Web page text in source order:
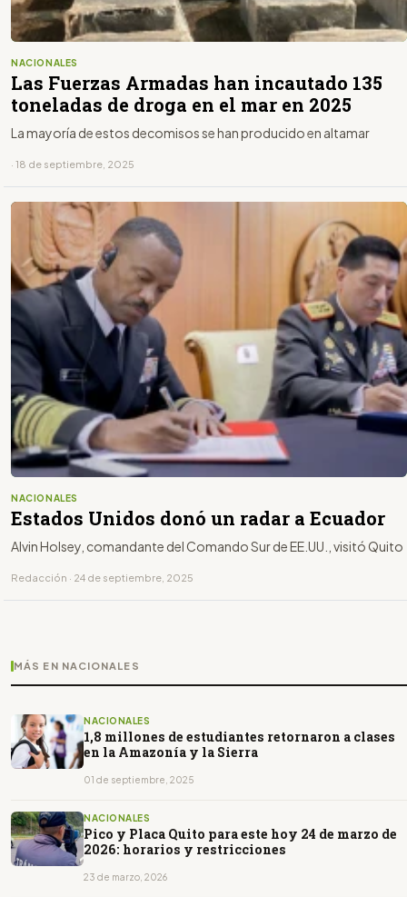
NACIONALES
Las Fuerzas Armadas han incautado 135
toneladas de droga en el mar en 2025
La mayoría de estos decomisos se han producido en altamar
· 18 de septiembre, 2025
NACIONALES
Estados Unidos donó un radar a Ecuador
Alvin Holsey, comandante del Comando Sur de EE.UU., visitó Quito
Redacción · 24 de septiembre, 2025
MÁS EN NACIONALES
NACIONALES
1,8 millones de estudiantes retornaron a clases
en la Amazonía y la Sierra
01 de septiembre, 2025
NACIONALES
Pico y Placa Quito para este hoy 24 de marzo de
2026: horarios y restricciones
23 de marzo, 2026